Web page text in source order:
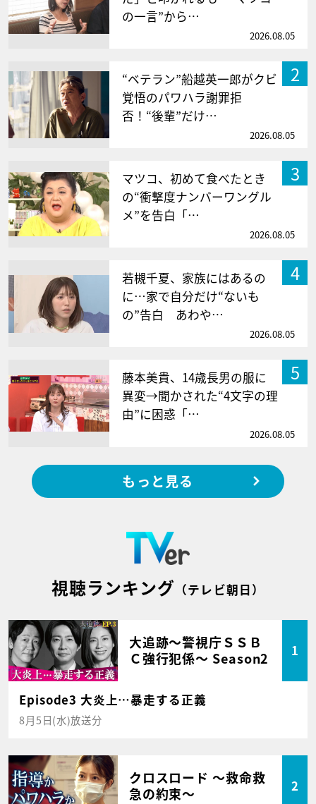
の一言”から…
2026.08.05
2
“ベテラン”船越英一郎がクビ
覚悟のパワハラ謝罪拒
否！“後輩”だけ…
2026.08.05
3
マツコ、初めて食べたとき
の“衝撃度ナンバーワングル
メ”を告白「…
2026.08.05
4
若槻千夏、家族にはあるの
に…家で自分だけ“ないも
の”告白 あわや…
2026.08.05
5
藤本美貴、14歳長男の服に
異変→聞かされた“4文字の理
由”に困惑「…
2026.08.05
もっと見る
視聴ランキング （テレビ朝日）
大追跡～警視庁ＳＳＢ
Ｃ強行犯係～ Season2
1
Episode3 大炎上…暴走する正義
8月5日(水)放送分
クロスロード ～救命救
急の約束～
2